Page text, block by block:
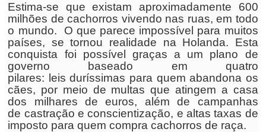
Estima-se que existam aproximadamente 600
milhões de cachorros vivendo nas ruas, em todo
o mundo. O que parece impossível para muitos
países, se tornou realidade na Holanda. Esta
conquista foi possível graças a um plano de
governo baseado em quatro
pilares: leis duríssimas para quem abandona os
cães, por meio de multas que atingem a casa
dos milhares de euros, além de campanhas
de castração e conscientização, e altas taxas de
imposto para quem compra cachorros de raça.